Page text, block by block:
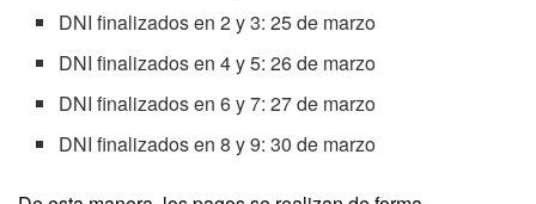
DNI finalizados en 2 y 3: 25 de marzo
DNI finalizados en 4 y 5: 26 de marzo
DNI finalizados en 6 y 7: 27 de marzo
DNI finalizados en 8 y 9: 30 de marzo